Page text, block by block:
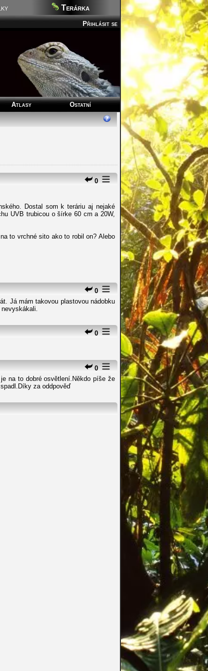
Terárka
Přihlásit se
Atlasy
Ostatní
0
Dostal som k teráriu aj nejaké
UVB trubicou o šírke 60 cm a 20W,
to vrchné sito ako to robil on? Alebo
0
Já mám takovou plastovou nádobku
0
0
na to dobré osvětlení.Někdo píše že
za oddpověď